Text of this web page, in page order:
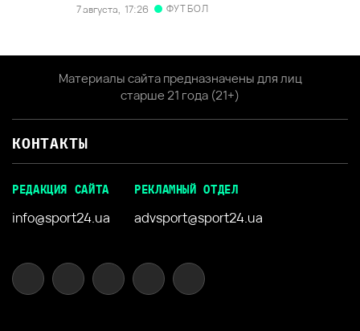
7 августа, 17:26 ФУТБОЛ
Материалы сайта предназначены для лиц
старше 21 года (21+)
КОНТАКТЫ
РЕДАКЦИЯ САЙТА
info@sport24.ua
РЕКЛАМНЫЙ ОТДЕЛ
advsport@sport24.ua